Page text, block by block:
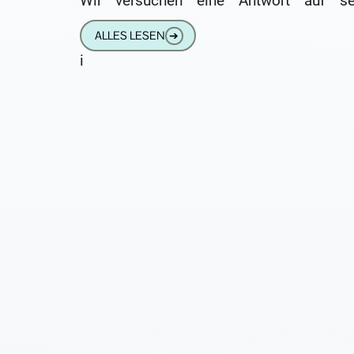
drängenden Fragen: Hallo, ich weiß
ALLES LESEN ➔
i